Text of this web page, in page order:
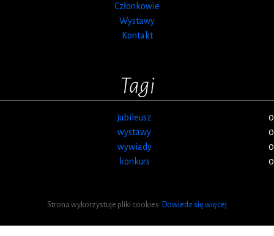
Członkowie
Wystawy
Kontakt
Tagi
jubileusz
0
wystawy
0
wywiady
0
konkurs
0
Strona wykorzystuje pliki cookies. Dowiedz się więcej